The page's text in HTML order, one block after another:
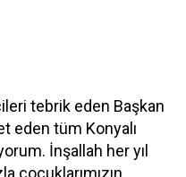
tebrik eden Başkan
eden tüm Konyalı
İnşallah her yıl
çocuklarımızın